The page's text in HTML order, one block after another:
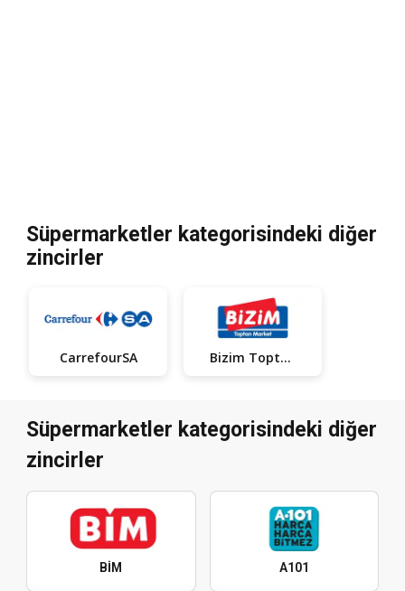
Süpermarketler kategorisindeki diğer
zincirler
CarrefourSA Bizim Toptan
Süpermarketler kategorisindeki diğer
zincirler
BİM A101